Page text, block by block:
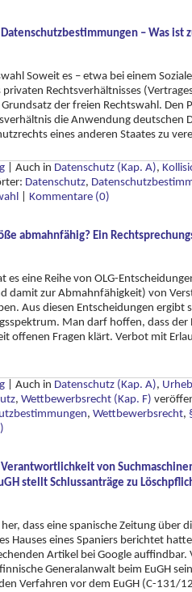
– Was ist
Soweit es – etwa bei einem
Rechtsverhältnisses
der freien Rechtswahl. Den
die Anwendung deutschen
eines anderen Staates zu
Auch in Datenschutz (Kap. A),
Datenschutz,
Kommentare (0)
abmahnfähig? Ein
es eine Reihe von OLG-
damit zur Abmahnfähigkeit) von
Aus diesen Entscheidungen ergibt
Man darf hoffen, dass der
offenen Fragen klärt. Verbot mit
Auch in Datenschutz (Kap. A),
, Wettbewerbsrecht (Kap. F)
, Wettbewerbsrecht,
von
stellt Schlussanträge zu
dass eine spanische Zeitung über
Hauses eines Spaniers berichtet
Artikel bei Google auffindbar.
Generalanwalt beim EuGH
Verfahren vor dem EuGH (C-131/